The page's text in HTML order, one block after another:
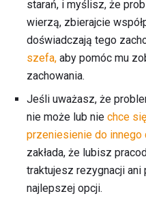
starań, i myślisz, że
wierzą, zbierajcie
doświadczają tego
szefa, aby pomóc mu
zachowania.
Jeśli uważasz, że
nie może lub nie chce się
przeniesienie do innego
zakłada, że ​​lubisz
traktujesz rezygnacji ani
najlepszej opcji.